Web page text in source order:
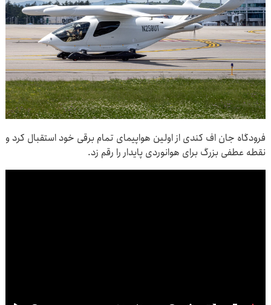
فرودگاه جان اف کندی از اولین هواپیمای تمام برقی خود استقبال کرد و
نقطه عطفی بزرگ برای هوانوردی پایدار را رقم زد.